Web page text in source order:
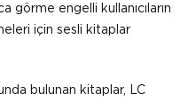
görme engelli kullanıcıların
için sesli kitaplar
bulunan kitaplar, LC